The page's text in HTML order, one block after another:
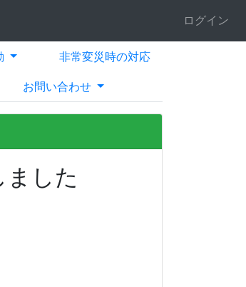
ログイン
非常変災時の対応
お問い合わせ
した